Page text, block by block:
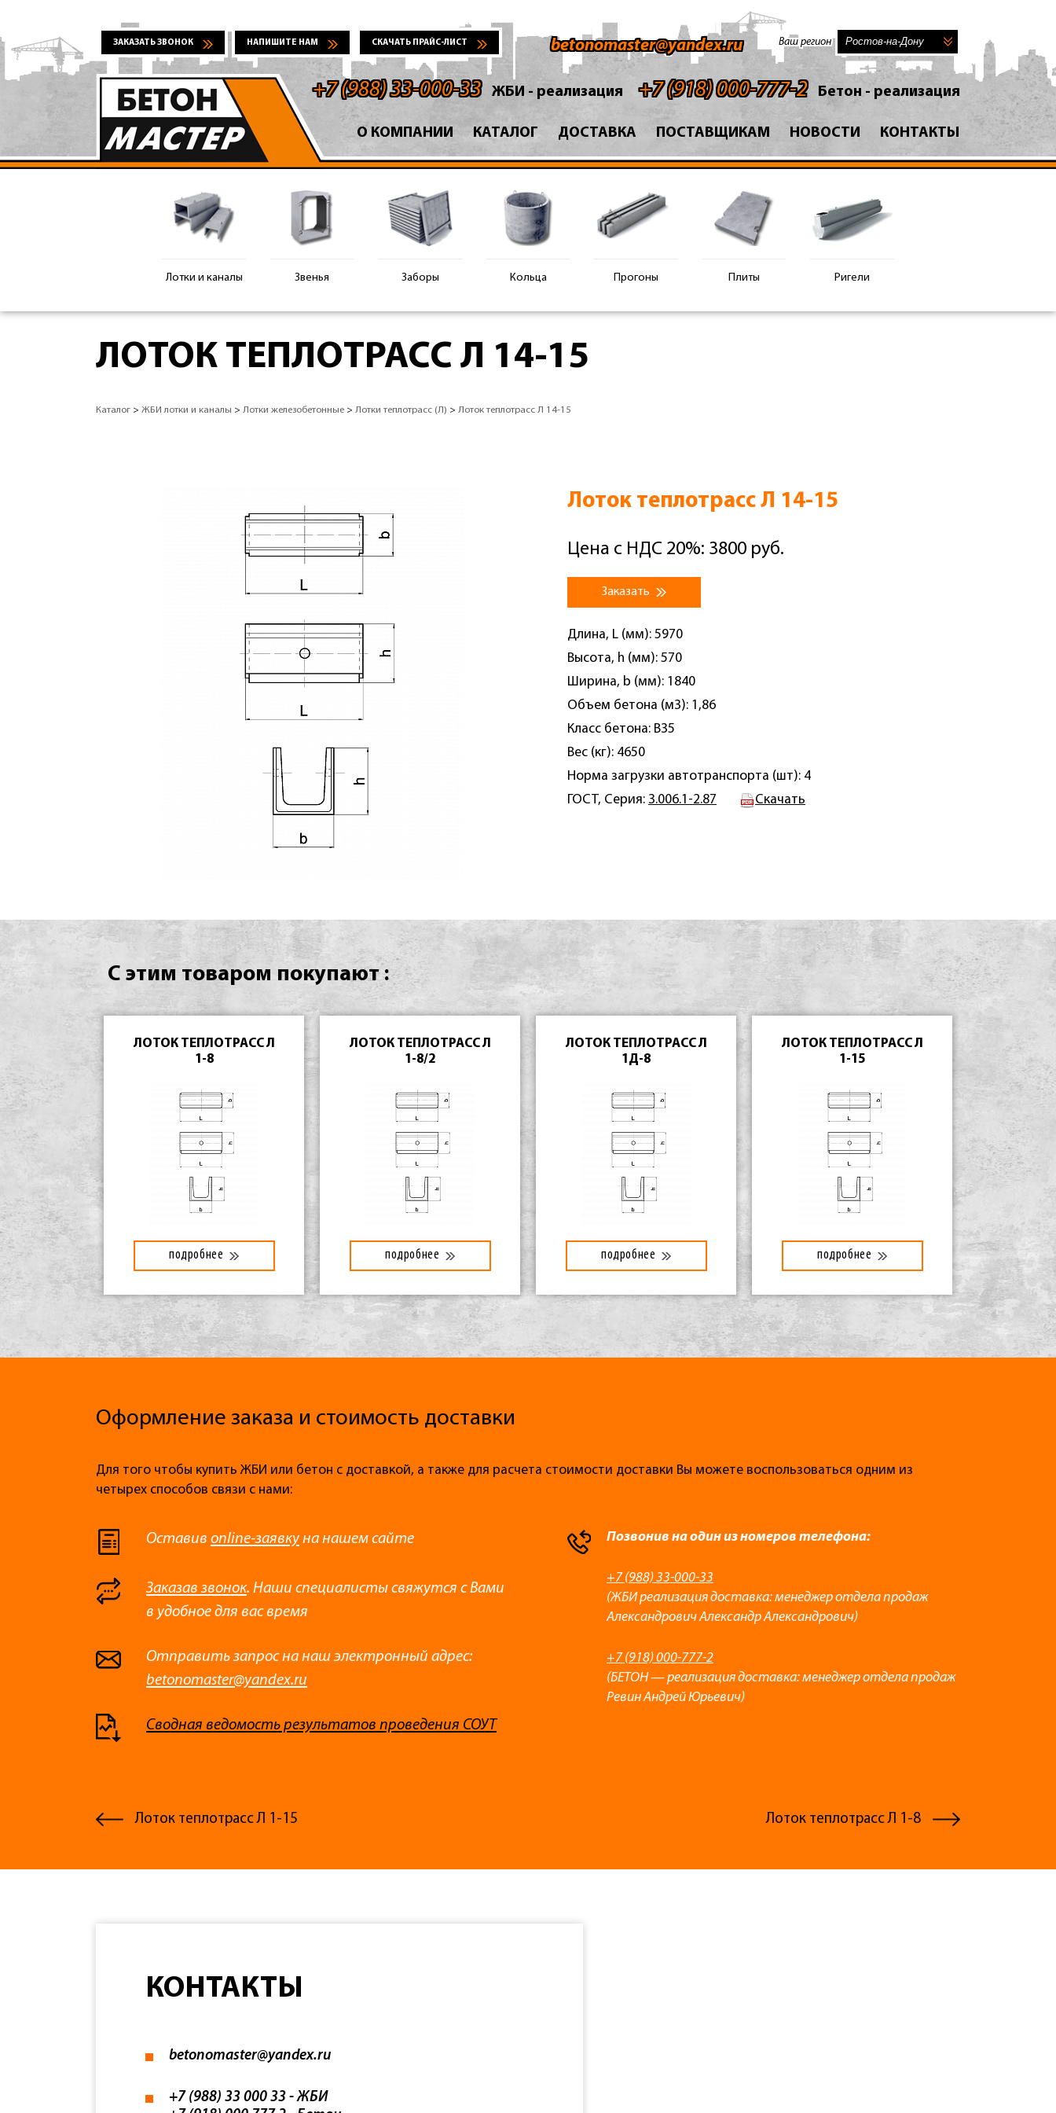
ЗАКАЗАТЬ ЗВОНОК НАПИШИТЕ НАМ СКАЧАТЬ ПРАЙС-ЛИСТ betonomaster@yandex.ru Ваш регион
+7 (988) 33-000-33 ЖБИ - реализация +7 (918) 000-777-2 Бетон - реализация
О КОМПАНИИ КАТАЛОГ ДОСТАВКА ПОСТАВЩИКАМ НОВОСТИ КОНТАКТЫ
Лотки и каналы Звенья Заборы Кольца Прогоны Плиты Ригели
ЛОТОК ТЕПЛОТРАСС Л 14-15
Каталог > ЖБИ лотки и каналы > Лотки железобетонные > Лотки теплотрасс (Л) > Лоток теплотрасс Л 14-15
Лоток теплотрасс Л 14-15
Цена с НДС 20%: 3800 руб.
Заказать
Длина, L (мм): 5970
Высота, h (мм): 570
Ширина, b (мм): 1840
Объем бетона (м3): 1,86
Класс бетона: B35
Вес (кг): 4650
Норма загрузки автотранспорта (шт): 4
ГОСТ, Серия: 3.006.1-2.87 Скачать
С этим товаром покупают :
ЛОТОК ТЕПЛОТРАСС Л
1-8
подробнее
ЛОТОК ТЕПЛОТРАСС Л
1-8/2
подробнее
ЛОТОК ТЕПЛОТРАСС Л
1Д-8
подробнее
ЛОТОК ТЕПЛОТРАСС Л
1-15
подробнее
Оформление заказа и стоимость доставки
Для того чтобы купить ЖБИ или бетон с доставкой, а также для расчета стоимости доставки Вы можете воспользоваться одним из
четырех способов связи с нами:
Оставив online-заявкуна нашем сайте
Заказав звонок. Наши специалисты свяжутся с Вами
в удобное для вас время
Отправить запрос на наш электронный адрес:
betonomaster@yandex.ru
Сводная ведомость результатов проведения СОУТ
Позвонив на один из номеров телефона:
+7 (988) 33-000-33
(ЖБИ реализация доставка: менеджер отдела продаж
Александрович Александр Александрович)
+7 (918) 000-777-2
(БЕТОН — реализация доставка: менеджер отдела продаж
Ревин Андрей Юрьевич)
Лоток теплотрасс Л 1-15 Лоток теплотрасс Л 1-8
КОНТАКТЫ
betonomaster@yandex.ru
+7 (988) 33 000 33 - ЖБИ